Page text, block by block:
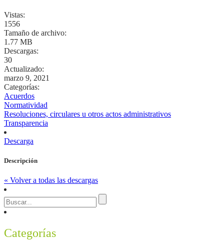
Vistas:
1556
Tamaño de archivo:
1.77 MB
Descargas:
30
Actualizado:
marzo 9, 2021
Categorías:
Acuerdos
Normatividad
Resoluciones, circulares u otros actos administrativos
Transparencia
Descarga
Descripción
« Volver a todas las descargas
Categorías